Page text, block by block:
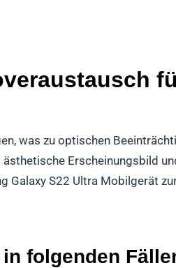
was zu optischen
Erscheinungsbild
Galaxy S22 Ultra Mobilgerät
folgenden